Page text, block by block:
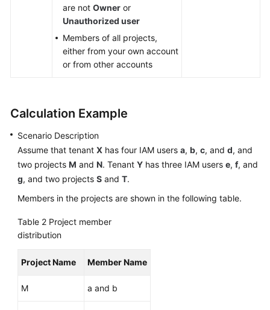
Documents
Glossary
Shared
Responsibilities
Level
White
Endpoints
are not Owner or
Unauthorized user
Members of all projects,
either from your own account
or from other accounts
Calculation Example
Scenario Description
Assume that tenant X has four IAM users a, b, c, and d, and
two projects M and N. Tenant Y has three IAM users e, f, and
g, and two projects S and T.
Members in the projects are shown in the following table.
Table 2 Project member
distribution
Project Name Member Name
M a and b